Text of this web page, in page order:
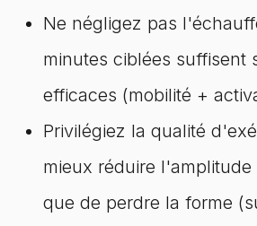
Ne négligez pas
minutes ciblées suffisent
efficaces (mobilité +
Privilégiez la qualité
mieux réduire l'amplitude
que de perdre la forme